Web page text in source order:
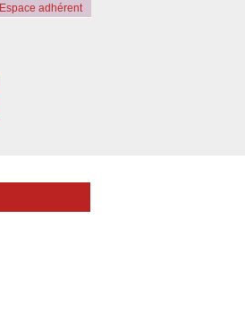
Espace adhérent